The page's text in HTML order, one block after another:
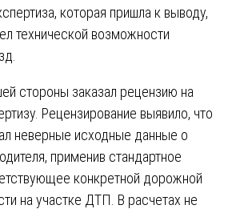
которая пришла к выводу,
технической возможности
стороны заказал рецензию на
Рецензирование выявило, что
неверные исходные данные о
применив стандартное
конкретной дорожной
на участке ДТП. В расчетах не